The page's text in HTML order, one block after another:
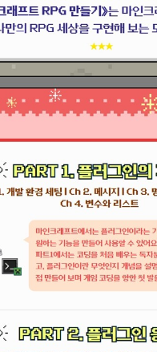
들고 싶어서, 개발자가 멋져 보
이 이 책을 펼치고, 디지털 세
잡한 길을 마주할지도 모릅니
의 꿈을 바꾸어야 하나? 내
? 하는 고민에 빠지실 수도
괜찮습니다. 무언가에 몰입
험을 발판 삼아 어떤 사람으
수 있으니까요. 그런 사람은
이 여러분의 모험에 작은 발판
프트를 통해서, 이 책을 통해
되기를 응원합니다.